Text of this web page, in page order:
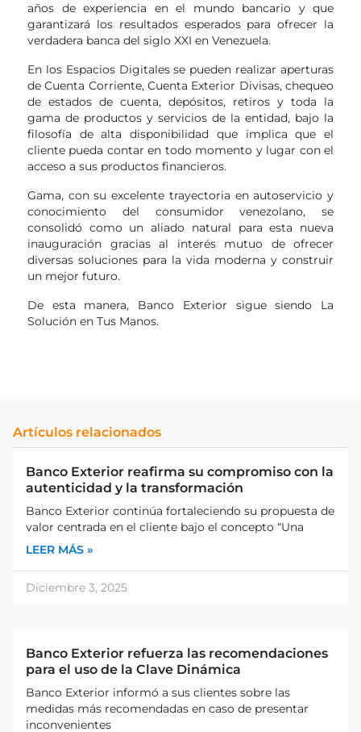
años de experiencia en el mundo bancario y que
garantizará los resultados esperados para ofrecer la
verdadera banca del siglo XXI en Venezuela.
En los Espacios Digitales se pueden realizar aperturas
de Cuenta Corriente, Cuenta Exterior Divisas, chequeo
de estados de cuenta, depósitos, retiros y toda la
gama de productos y servicios de la entidad, bajo la
filosofía de alta disponibilidad que implica que el
cliente pueda contar en todo momento y lugar con el
acceso a sus productos financieros.
Gama, con su excelente trayectoria en autoservicio y
conocimiento del consumidor venezolano, se
consolidó como un aliado natural para esta nueva
inauguración gracias al interés mutuo de ofrecer
diversas soluciones para la vida moderna y construir
un mejor futuro.
De esta manera, Banco Exterior sigue siendo La
Solución en Tus Manos.
Artículos relacionados
Banco Exterior reafirma su compromiso con la
autenticidad y la transformación​
Banco Exterior continúa fortaleciendo su propuesta de
valor centrada en el cliente bajo el concepto “Una
LEER MÁS »
Diciembre 3, 2025
Banco Exterior refuerza las recomendaciones
para el uso de la Clave Dinámica
Banco Exterior informó a sus clientes sobre las
medidas más recomendadas en caso de presentar
inconvenientes